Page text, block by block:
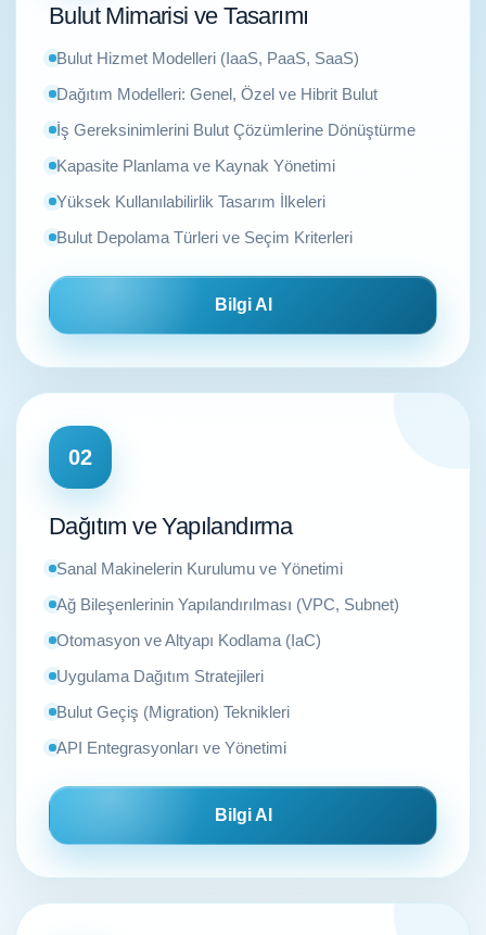
Bulut Mimarisi ve Tasarımı
Bulut Hizmet Modelleri (IaaS, PaaS, SaaS)
Dağıtım Modelleri: Genel, Özel ve Hibrit Bulut
İş Gereksinimlerini Bulut Çözümlerine Dönüştürme
Kapasite Planlama ve Kaynak Yönetimi
Yüksek Kullanılabilirlik Tasarım İlkeleri
Bulut Depolama Türleri ve Seçim Kriterleri
Bilgi Al
02
Dağıtım ve Yapılandırma
Sanal Makinelerin Kurulumu ve Yönetimi
Ağ Bileşenlerinin Yapılandırılması (VPC, Subnet)
Otomasyon ve Altyapı Kodlama (IaC)
Uygulama Dağıtım Stratejileri
Bulut Geçiş (Migration) Teknikleri
API Entegrasyonları ve Yönetimi
Bilgi Al